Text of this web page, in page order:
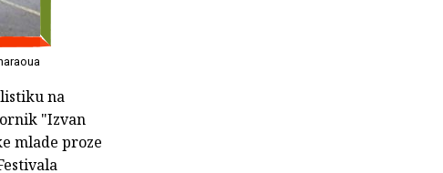
na
"Izvan
mlade proze